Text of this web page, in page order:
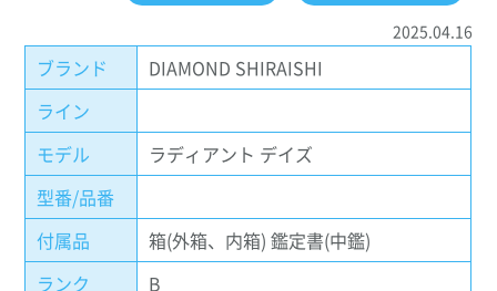
2025.04.16
ブランド
DIAMOND SHIRAISHI
ライン
モデル
ラディアント デイズ
型番/品番
付属品
箱(外箱、内箱) 鑑定書(中鑑)
ランク
B